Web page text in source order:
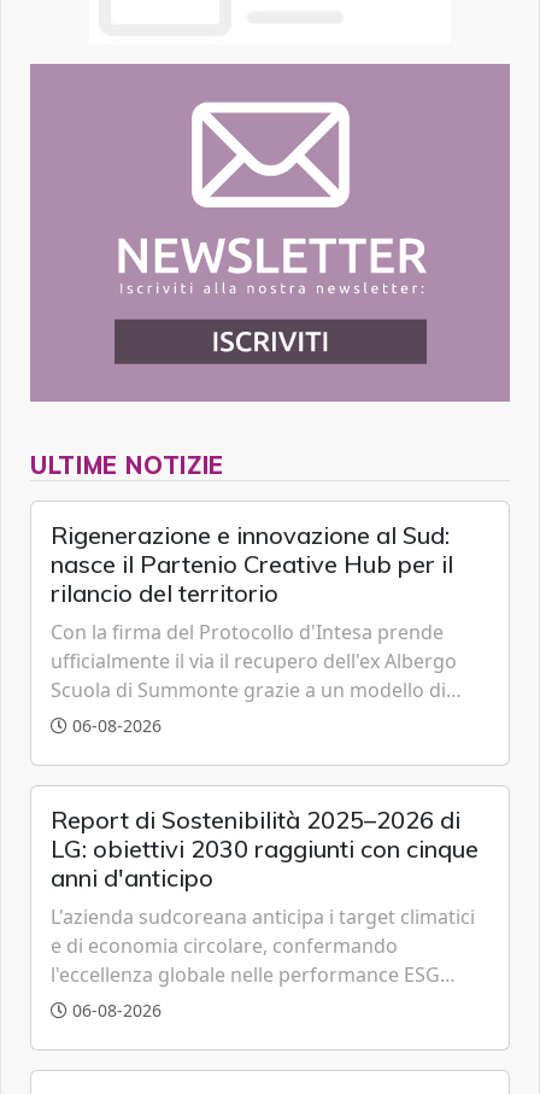
ULTIME NOTIZIE
Rigenerazione e innovazione al Sud:
nasce il Partenio Creative Hub per il
rilancio del territorio
Con la firma del Protocollo d'Intesa prende
ufficialmente il via il recupero dell'ex Albergo
Scuola di Summonte grazie a un modello di
partenariato pubblico-privato e a una rete di
06-08-2026
Report di Sostenibilità 2025–2026 di
LG: obiettivi 2030 raggiunti con cinque
anni d'anticipo
L'azienda sudcoreana anticipa i target climatici
e di economia circolare, confermando
l'eccellenza globale nelle performance ESG
grazie a innovazione, accessibilità e governance
06-08-2026